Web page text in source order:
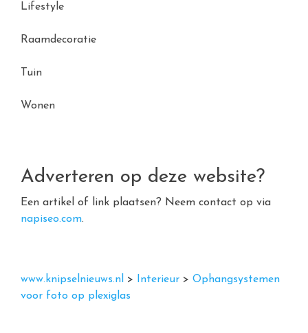
Lifestyle
Raamdecoratie
Tuin
Wonen
Adverteren op deze website?
Een artikel of link plaatsen? Neem contact op via
napiseo.com.
www.knipselnieuws.nl > Interieur > Ophangsystemen
voor foto op plexiglas